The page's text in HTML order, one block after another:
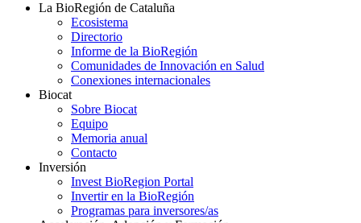
La BioRegión de Cataluña
Ecosistema
Directorio
Informe de la BioRegión
Comunidades de Innovación en Salud
Conexiones internacionales
Biocat
Sobre Biocat
Equipo
Memoria anual
Contacto
Inversión
Invest BioRegion Portal
Invertir en la BioRegión
Programas para inversores/as